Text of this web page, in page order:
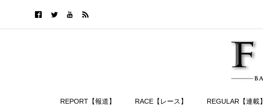
REPORT【報道】 RACE【レース】 REGULAR【連載】